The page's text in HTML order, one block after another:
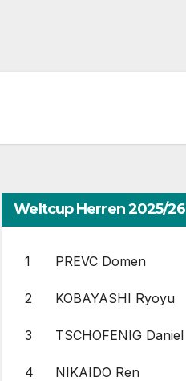
Weltcup Herren 2025/26
1 PREVC Domen
2 KOBAYASHI Ryoyu
3 TSCHOFENIG Daniel
4 NIKAIDO Ren